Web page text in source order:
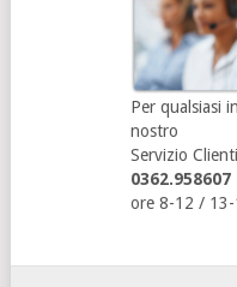
Per qualsiasi
nostro
Servizio
0362.958607
ore 8-12 / 13-